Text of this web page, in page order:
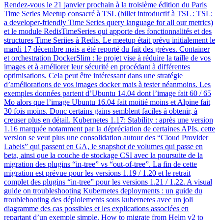
Rendez-vous le 21 janvier prochain à la troisième édition du Paris
Time Series Meetup consacré à TSL (billet introductif à TSL : TSL:
a developer-friendly Time Series query language for all our metrics)
et le module RedisTimeSeries qui apporte des fonctionnalités et des
structures Time Seriies à Redis. Le meetup était prévu initialement le
mardi 17 décembre mais a été reporté du fait des grèves. Container
et orchestration DockerSlim : le projet vise à réduire la taille de vos
images et à améliorer leur sécurité en procédant à différentes
optimisations. Cela peut être intéressant dans une stratégie
d’améliorations de vos images docker mais à tester néanmoins. Les
exemples données partent d’Ubuntu 14.04 dont l’image fait 60 / 65
Mo alors que l’image Ubuntu 16.04 fait moitié moins et Alpine fait
30 fois moins. Donc certains gains semblent faciles à obtenir, à
creuser plus en détail. Kubernetes 1.17: Stability : après une version
1.16 marquée notamment par la dépréciation de certaines APIs, cette
version se veut plus une consolidation autour des “Cloud Provider
Labels” qui passent en GA, le snapshot de volumes qui passe en
beta, ainsi que la couche de stockage CSI avec la poursuite de la
migration des plugins “in-tree” vs “out-of-tree”. La fin de cette
migration est prévue pour les versions 1.19 / 1.20 et le retrait
complet des plugins “in-tree” pour les versions 1.21 / 1.22. A visual
guide on troubleshooting Kubernetes deployments : un guide du
troublehooting des déploiements sous kubernetes avec un joli
diagramme des cas possibles et les explications associées en
repartant d’un exemple simple. How to migrate from Helm v2 to